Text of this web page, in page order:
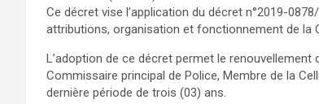
Ce décret vise l’application du décret n°2019-
attributions, organisation et fonctionnement de la
L’adoption de ce décret permet le
Commissaire principal de Police, Membre de la
dernière période de trois (03) ans.